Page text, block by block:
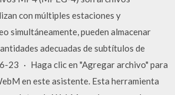
con múltiples estaciones y
simultáneamente, pueden almacenar
adecuadas de subtítulos de
23 · Haga clic en "Agregar archivo" para
en este asistente. Esta herramienta